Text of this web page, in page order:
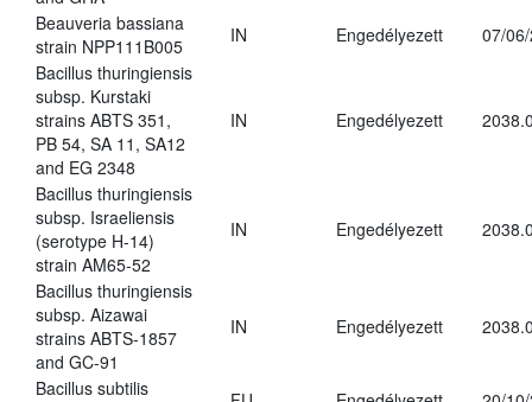
Beauveria bassiana
strain NPP111B005
IN Engedélyezett
07/
Bacillus thuringiensis
subsp. Kurstaki
strains ABTS 351,
PB 54, SA 11, SA12
and EG 2348
IN Engedélyezett
Bacillus thuringiensis
subsp. Israeliensis
(serotype H-14)
strain AM65-52
IN Engedélyezett
Bacillus thuringiensis
subsp. Aizawai
strains ABTS-1857
and GC-91
IN Engedélyezett
Bacillus subtilis